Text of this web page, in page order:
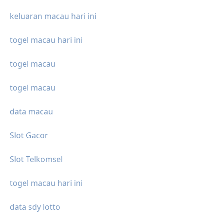
keluaran macau hari ini
togel macau hari ini
togel macau
togel macau
data macau
Slot Gacor
Slot Telkomsel
togel macau hari ini
data sdy lotto